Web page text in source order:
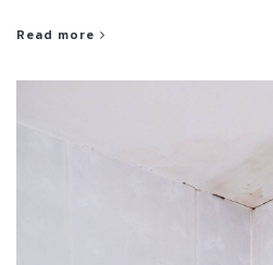
Read more